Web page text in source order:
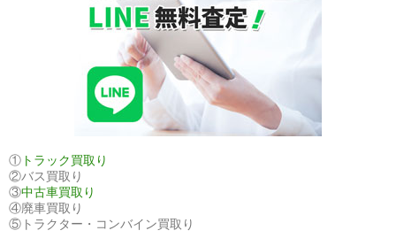
① トラック買取り
②バス買取り
③中古車買取り
④廃車買取り
⑤トラクター・コンバイン買取り